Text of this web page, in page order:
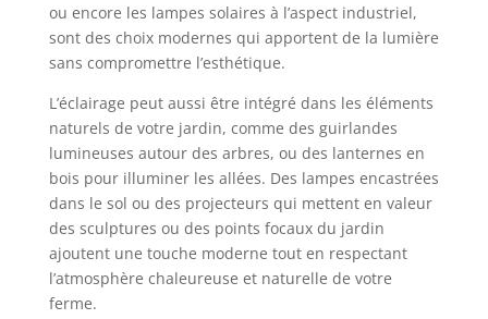
ou encore les lampes solaires à l’aspect industriel,
sont des choix modernes qui apportent de la lumière
sans compromettre l’esthétique.
L’éclairage peut aussi être intégré dans les éléments
naturels de votre jardin, comme des guirlandes
lumineuses autour des arbres, ou des lanternes en
bois pour illuminer les allées. Des lampes encastrées
dans le sol ou des projecteurs qui mettent en valeur
des sculptures ou des points focaux du jardin
ajoutent une touche moderne tout en respectant
l’atmosphère chaleureuse et naturelle de votre
ferme.